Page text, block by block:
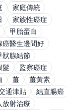
家庭傳統
家族性癌症
甲胎蛋白
癌醫生邊間好
狀腺結節
髮
監察癌症
薑
薑黃素
通津貼
結直腸癌
放射治療